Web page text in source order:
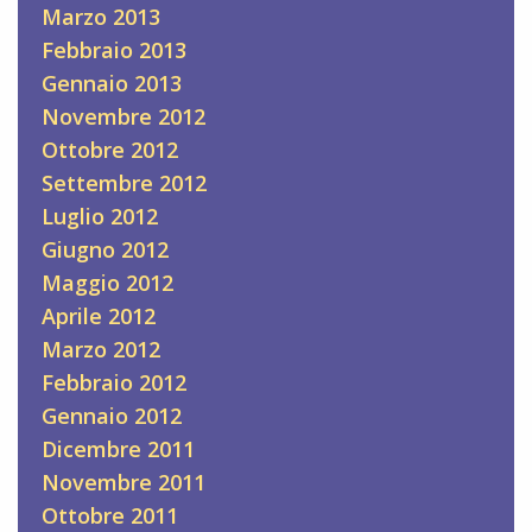
Marzo 2013
Febbraio 2013
Gennaio 2013
Novembre 2012
Ottobre 2012
Settembre 2012
Luglio 2012
Giugno 2012
Maggio 2012
Aprile 2012
Marzo 2012
Febbraio 2012
Gennaio 2012
Dicembre 2011
Novembre 2011
Ottobre 2011